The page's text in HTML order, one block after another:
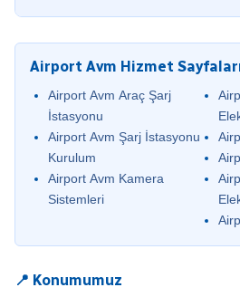
Airport Avm Hizmet
Airport Avm Araç Şarj
İstasyonu
Airport Avm Şarj İstasyonu
Kurulum
Airport Avm Kamera
Sistemleri
📍 Konumumuz